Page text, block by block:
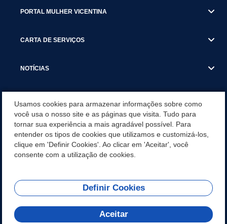
PORTAL MULHER VICENTINA
CARTA DE SERVIÇOS
NOTÍCIAS
VISITE SÃO VICENTE
INSTITUCIONAL
REDES SOCIAIS
Usamos cookies para armazenar informações sobre como
você usa o nosso site e as páginas que visita. Tudo para
tornar sua experiência a mais agradável possível. Para
entender os tipos de cookies que utilizamos e customizá-los,
clique em 'Definir Cookies'. Ao clicar em 'Aceitar', você
consente com a utilização de cookies.
Definir Cookies
Aceitar
Olá! Como
posso te ajudar?